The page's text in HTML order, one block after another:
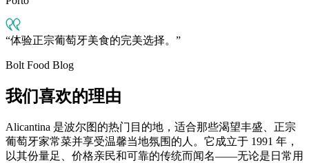
体验正宗葡萄牙美食的完美选择。
Bolt Food Blog
我们喜欢的理由
Alicantina 是波尔图的热门目的地，适合那些渴望丰盛、正宗
葡萄牙家常菜并享受温馨当地氛围的人。它成立于 1991 年，
以其份量足、价格亲民和可靠的传统而闻名——无论是日常用